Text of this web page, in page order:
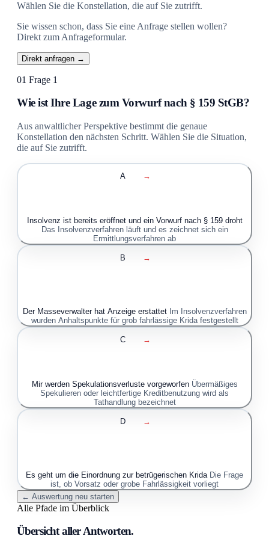
Wählen Sie die Konstellation, die auf Sie zutrifft.
Sie wissen schon, dass Sie eine Anfrage stellen wollen?
Direkt zum Anfrageformular.
Direkt anfragen →
01 Frage 1
Wie ist Ihre Lage zum Vorwurf nach § 159 StGB?
Aus anwaltlicher Perspektive bestimmt die genaue
Konstellation den nächsten Schritt. Wählen Sie die Situation,
die auf Sie zutrifft.
A →
Insolvenz ist bereits eröffnet und ein Vorwurf nach § 159 droht
Das Insolvenzverfahren läuft und es zeichnet sich ein
Ermittlungsverfahren ab
B →
Der Masseverwalter hat Anzeige erstattet
Im Insolvenzverfahren
wurden Anhaltspunkte für grob fahrlässige Krida festgestellt
C →
Mir werden Spekulationsverluste vorgeworfen Übermäßiges
Spekulieren oder leichtfertige Kreditbenutzung wird als
Tathandlung bezeichnet
D →
Es geht um die Einordnung zur betrügerischen Krida Die Frage
ist, ob Vorsatz oder grobe Fahrlässigkeit vorliegt
← Auswertung neu starten
Alle Pfade im Überblick
Übersicht aller Antworten.